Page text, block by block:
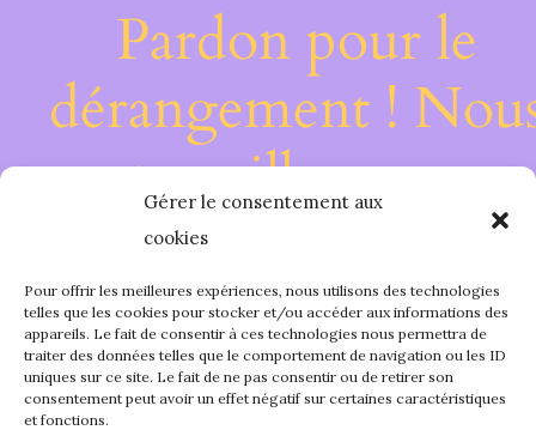
Gérer le consentement aux
cookies
Pour offrir les meilleures expériences, nous utilisons des technologies
telles que les cookies pour stocker et/ou accéder aux informations des
appareils. Le fait de consentir à ces technologies nous permettra de
traiter des données telles que le comportement de navigation ou les ID
uniques sur ce site. Le fait de ne pas consentir ou de retirer son
consentement peut avoir un effet négatif sur certaines caractéristiques
et fonctions.
Pardon pour le
dérangement !
travaillons sur
quelque chose de
fantastique –
bientôt !